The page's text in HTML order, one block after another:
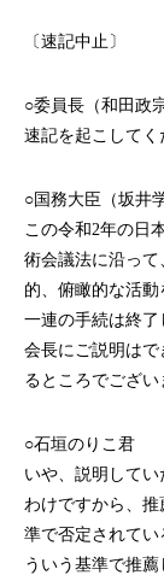
〔速記中止〕
○委員長（和田政
速記を起こしてく
○国務大臣（坂井
この令和2年の日
術会議法に沿っ
的、俯瞰的な活動
一連の手続は終了
会長にご説明は
るところでござい
○石垣のりこ君
いや、説明して
わけですから、
準で否定されて
ういう基準で推